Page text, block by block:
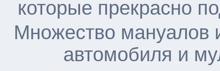
которые прекрасно
Множество мануалов
автомобиля и